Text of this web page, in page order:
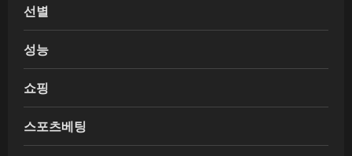
선별
성능
쇼핑
스포츠베팅